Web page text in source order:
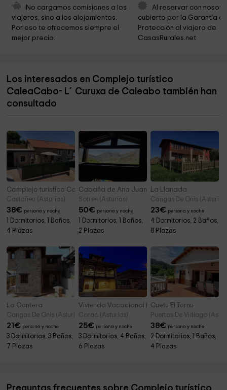
Parroquia de Santa María de Cadavedo
Ermita de la Asunción
Senda Los Llugarinos. 9,7 km
Casa del Padre Galo
Ayuntamiento de Salas
No cargamos comisiones a los
viajeros, sino a los alojamientos.
Por eso te ofrecemos siempre el
mejor precio.
Al reservar con
cubierto por la Garantía
Protección al viajero de
CasasRurales.net
Los interesados en Complejo turístico
CaleaCabo- L´Curuxa de Caleabo también han
consultado
Complejo turístico CaleaCabo- L´Andolina
Castañeu (Asturias)
38€ persona y noche
1 Dormitorios, 1 Baños,
4 Plazas
Cabaña de Ana Juana
Sotres (Asturias)
50€ persona y noche
1 Dormitorios, 1 Baños,
2 Plazas
La Llanada
Cangas De Onis
23€ persona y noche
4 Dormitorios, 2 Baños,
8 Plazas
La Cantera
Cangas De Onis (Asturias)
21€ persona y noche
3 Dormitorios, 3 Baños,
7 Plazas
Vivienda Vacacional Los Campos
Corao (Asturias)
25€ persona y noche
3 Dormitorios, 4 Baños,
6 Plazas
Cuetu El Tornu
Puertas De Vidiago
38€ persona y noche
2 Dormitorios, 1 Baños,
4 Plazas